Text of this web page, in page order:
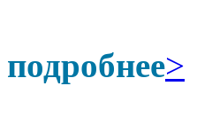
подробнее>